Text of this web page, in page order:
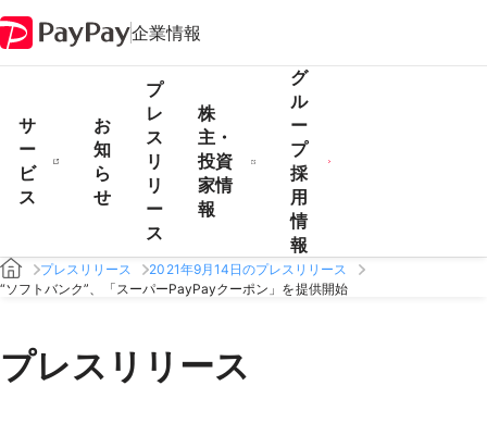
企業情報
サ
ー
ビ
ス
お
知
ら
せ
プ
レ
ス
リ
リ
ー
ス
株
主・
投資
家情
報
グ
ル
ー
プ
採
用
情
報
プレスリリース
2021年9月14日のプレスリリース
“ソフトバンク”、「スーパーPayPayクーポン」を提供開始
プレスリリース